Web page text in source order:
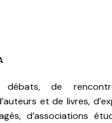
de
et de livres,
d’associations